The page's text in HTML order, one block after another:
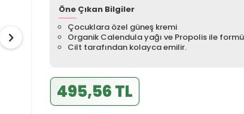
Öne Çıkan Bilgiler
Çocuklara özel güneş kremi
Organik Calendula yağı ve Propolis ile
Cilt tarafından kolayca emilir.
495,56 TL